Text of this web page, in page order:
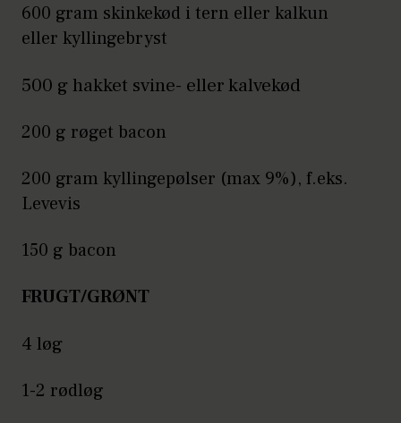
600 gram skinkekød i tern eller kalkun
eller kyllingebryst
500 g hakket svine- eller kalvekød
200 g røget bacon
200 gram kyllingepølser (max 9%), f.eks.
Levevis
150 g bacon
FRUGT/GRØNT
4 løg
1-2 rødløg